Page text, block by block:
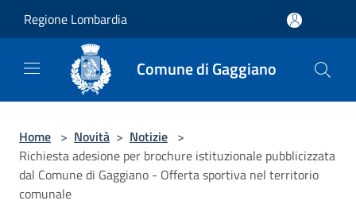
Regione Lombardia
Comune di Gaggiano
Home > Novità > Notizie >
Richiesta adesione per brochure istituzionale pubblicizzata
dal Comune di Gaggiano - Offerta sportiva nel territorio
comunale